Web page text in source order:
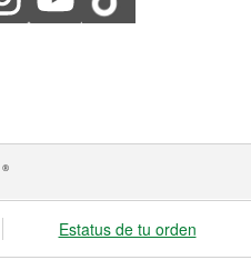
®
Estatus de tu orden